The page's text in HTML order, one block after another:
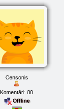
Censonis
Komentāri: 80